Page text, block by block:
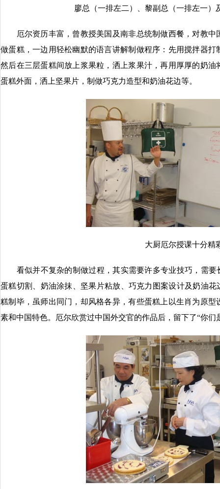
廖总（一排左二）、黎副总（一排左一）
厄尔资历丰富，曾教授美国及南非总统制做西餐，对教中
做蛋糕，一边用轻松幽默的语言讲解制做程序：先用搅拌器
然后在三层蛋糕间放上浆果粒，洒上浆果汁，再用厚厚的奶
蛋糕外面，洒上坚果片，制做巧克力造型和奶油花边等。
大厨厄尔授课十分精
看似并不复杂的制做过程，其实需要许多专业技巧，需要
蛋糕切割、奶油涂抹、坚果片粘放、巧克力图案设计及奶油
糕制毕，虽师出同门，却风格各异，有些蛋糕上以生肖为原
素和中国特色。厄尔欣赏过中国外交官的作品后，留下了“你